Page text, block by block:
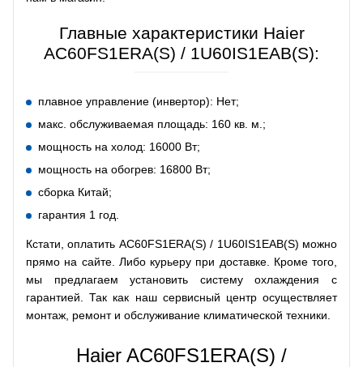
Главные характеристики Haier
AC60FS1ERA(S) / 1U60IS1EAB(S):
плавное управление (инвертор): Нет;
макс. обслуживаемая площадь: 160 кв. м.;
мощность на холод: 16000 Вт;
мощность на обогрев: 16800 Вт;
сборка Китай;
гарантия 1 год.
Кстати, оплатить AC60FS1ERA(S) / 1U60IS1EAB(S) можно
прямо на сайте. Либо курьеру при доставке. Кроме того,
мы предлагаем установить систему охлаждения с
гарантией. Так как наш сервисный центр осуществляет
монтаж, ремонт и обслуживание климатической техники.
Haier AC60FS1ERA(S) /